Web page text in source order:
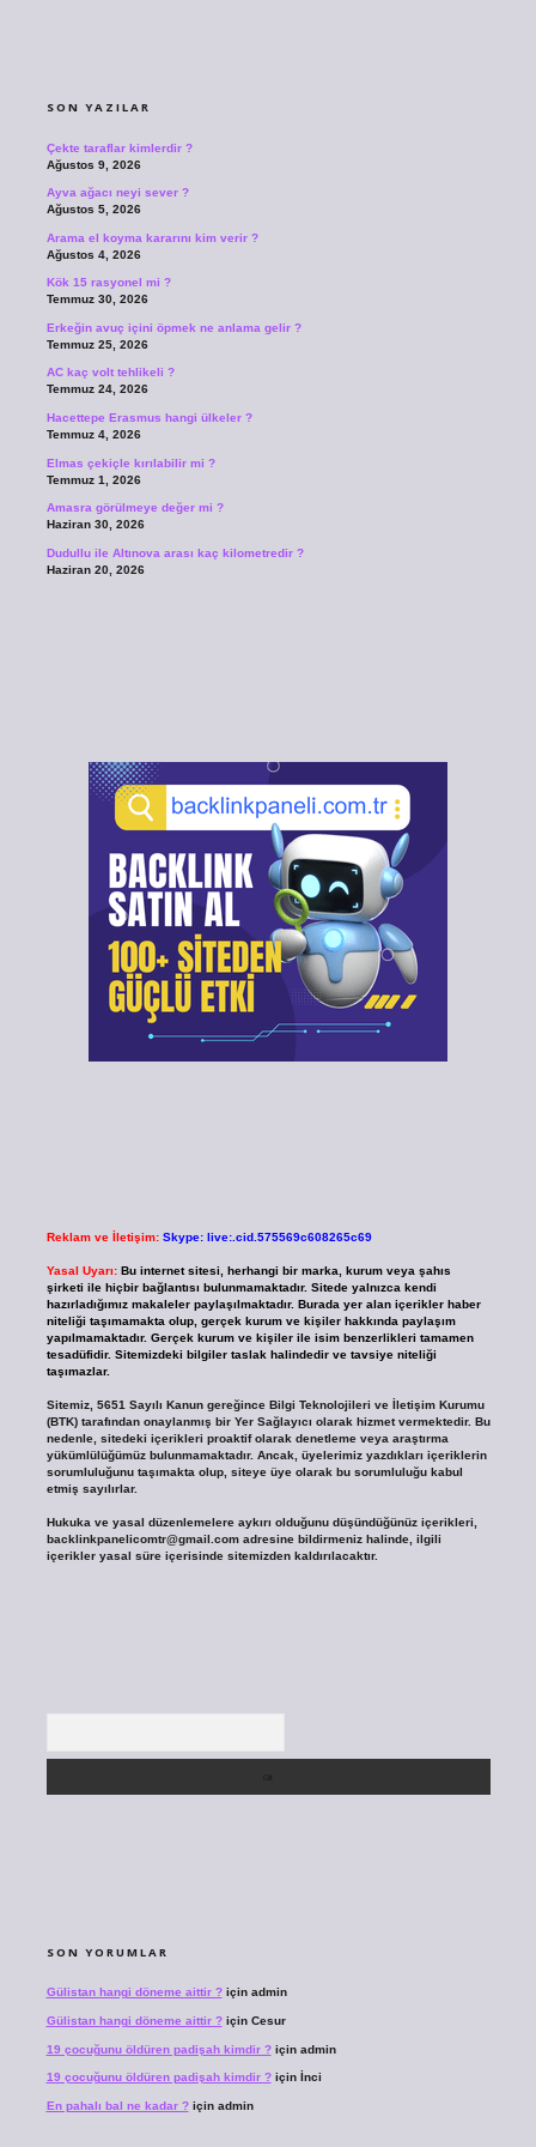
SON YAZILAR
Çekte taraflar kimlerdir ?
Ağustos 9, 2026
Ayva ağacı neyi sever ?
Ağustos 5, 2026
Arama el koyma kararını kim verir ?
Ağustos 4, 2026
Kök 15 rasyonel mi ?
Temmuz 30, 2026
Erkeğin avuç içini öpmek ne anlama gelir ?
Temmuz 25, 2026
AC kaç volt tehlikeli ?
Temmuz 24, 2026
Hacettepe Erasmus hangi ülkeler ?
Temmuz 4, 2026
Elmas çekiçle kırılabilir mi ?
Temmuz 1, 2026
Amasra görülmeye değer mi ?
Haziran 30, 2026
Dudullu ile Altınova arası kaç kilometredir ?
Haziran 20, 2026
Reklam ve İletişim: Skype: live:.cid.575569c608265c69
Yasal Uyarı: Bu internet sitesi, herhangi bir marka, kurum veya şahıs
şirketi ile hiçbir bağlantısı bulunmamaktadır. Sitede yalnızca kendi
hazırladığımız makaleler paylaşılmaktadır. Burada yer alan içerikler haber
niteliği taşımamakta olup, gerçek kurum ve kişiler hakkında paylaşım
yapılmamaktadır. Gerçek kurum ve kişiler ile isim benzerlikleri tamamen
tesadüfidir. Sitemizdeki bilgiler taslak halindedir ve tavsiye niteliği
taşımazlar.
Sitemiz, 5651 Sayılı Kanun gereğince Bilgi Teknolojileri ve İletişim Kurumu
(BTK) tarafından onaylanmış bir Yer Sağlayıcı olarak hizmet vermektedir. Bu
nedenle, sitedeki içerikleri proaktif olarak denetleme veya araştırma
yükümlülüğümüz bulunmamaktadır. Ancak, üyelerimiz yazdıkları içeriklerin
sorumluluğunu taşımakta olup, siteye üye olarak bu sorumluluğu kabul
etmiş sayılırlar.
Hukuka ve yasal düzenlemelere aykırı olduğunu düşündüğünüz içerikleri,
backlinkpanelicomtr@gmail.comadresine bildirmeniz halinde, ilgili
içerikler yasal süre içerisinde sitemizden kaldırılacaktır.
SON YORUMLAR
Gülistan hangi döneme aittir ?için admin
Gülistan hangi döneme aittir ?için Cesur
19 çocuğunu öldüren padişah kimdir ?için admin
19 çocuğunu öldüren padişah kimdir ?için İnci
En pahalı bal ne kadar ?için admin